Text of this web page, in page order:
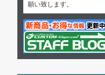
願い致します。